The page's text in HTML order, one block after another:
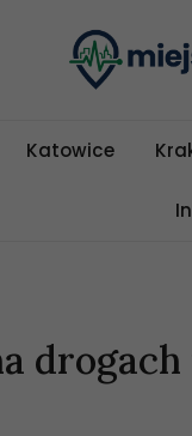
Katowice